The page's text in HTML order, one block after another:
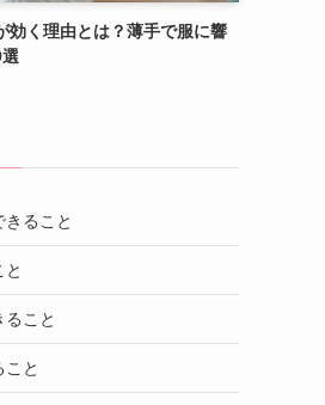
効く理由とは？薄手で服に響
ること
こと
と